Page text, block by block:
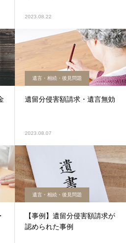
2023.08.22
遺言・相続・後見問題
遺留分侵害額請求・遺言無効
2023.08.07
遺言・相続・後見問題
【事例】遺留分侵害額請求が
認められた事例